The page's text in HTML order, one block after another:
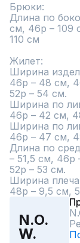
Брюки:
Длина по
см, 46р – 109
110 см
Жилет:
Ширина
46р – 48 см,
52р – 54 см.
Ширина по
46р – 42 см,
Ширина по
46р – 47 см,
Длина по
– 51,5 см, 46р
52р – 53 см.
Ширина
48р – 9,5 см,
N.O.
W.